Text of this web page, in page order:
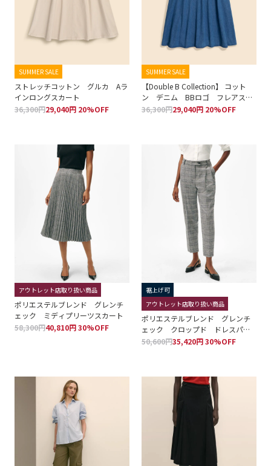
SUMMER SALE
ストレッチコットン グルカ Aラ
インロングスカート
36,300円29,040円 20%OFF
SUMMER SALE
【Double B Collection】 コット
ン デニム BBロゴ フレアスカ
ート
36,300円29,040円 20%OFF
アウトレット店取り扱い商品
ポリエステルブレンド グレンチ
ェック ミディプリーツスカート
58,300円40,810円 30%OFF
裾上げ可
アウトレット店取り扱い商品
ポリエステルブレンド グレンチ
ェック クロップド ドレスパン
ツ
50,600円35,420円 30%OFF